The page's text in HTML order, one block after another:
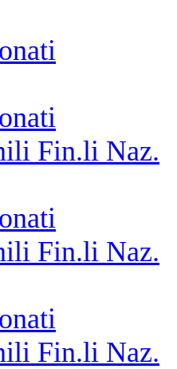
Fin.li Naz.
Fin.li Naz.
Fin.li Naz.